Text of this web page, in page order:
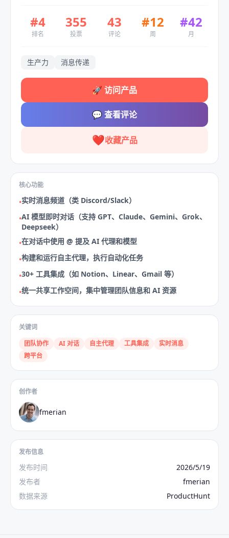
#4
排名
355
投票
43
评论
#12
周
#42
月
生产力 消息传递
🚀 访问产品
💬查看评论
❤️收藏产品
核心功能
•实时消息频道（类 Discord/Slack）
•AI 模型即时对话（支持 GPT、Claude、Gemini、Grok、
Deepseek）
•在对话中使用 @ 提及 AI 代理和模型
•构建和运行自主代理，执行自动化任务
•30+ 工具集成（如 Notion、Linear、Gmail 等）
•统一共享工作空间，集中管理团队信息和 AI 资源
关键词
团队协作
AI 对话 自主代理 工具集成
实时消息
跨平台
创作者
fmerian
发布信息
发布时间
2026/5/19
发布者
fmerian
数据来源
ProductHunt